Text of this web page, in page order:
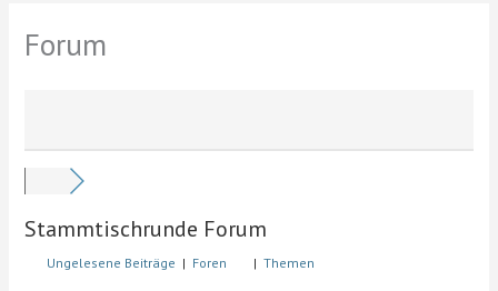
Forum
Stammtischrunde Forum
Ungelesene Beiträge | Foren | Themen